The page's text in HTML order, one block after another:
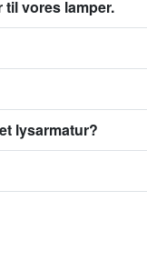
vores lamper.
lysarmatur?